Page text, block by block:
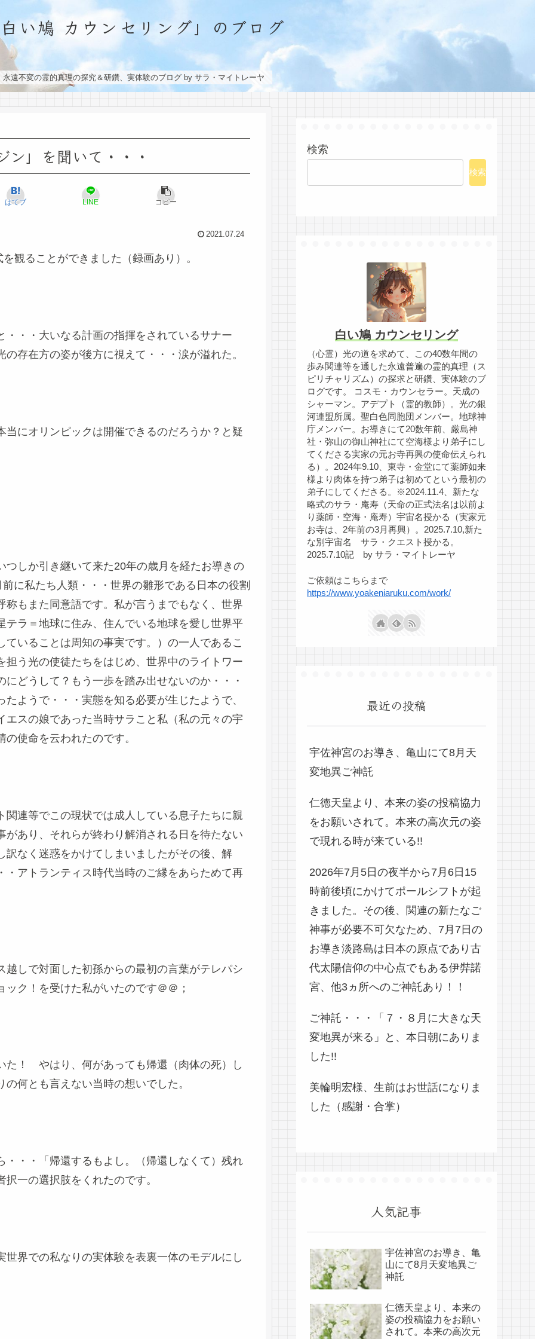
い鳩 カウンセリング」のブログ
永遠不変の霊的真理の探究＆研鑽、実体験のブログ by サラ・マイトレーヤ
」を聞いて・・・
はてブ LINE コピー
2021.07.24
観ることができました（録画あり）。
・・大いなる計画の指揮をされているサナー
存在方の姿が後方に視えて・・・涙が溢れた。
にオリンピックは開催できるのだろうか？と疑
しか引き継いて来た20年の歳月を経たお導きの
に私たち人類・・・世界の雛形である日本の役割
もまた同意語です。私が言うまでもなく、世界
ラ＝地球に住み、住んでいる地球を愛し世界平
いることは周知の事実です。）の一人であるこ
う光の使徒たちをはじめ、世界中のライトワー
どうして？もう一歩を踏み出せないのか・・・
ようで・・・実態を知る必要が生じたようで、
スの娘であった当時サラこと私（私の元々の宇
使命を云われたのです。
連等でこの現状では成人している息子たちに親
あり、それらが終わり解消される日を待たない
なく迷惑をかけてしまいましたがその後、解
アトランティス時代当時のご縁をあらためて再
しで対面した初孫からの最初の言葉がテレパシ
ク！を受けた私がいたのです＠＠；
！ やはり、何があっても帰還（肉体の死）し
何とも言えない当時の想いでした。
・・「帰還するもよし。（帰還しなくて）残れ
一の選択肢をくれたのです。
界での私なりの実体験を表裏一体のモデルにし
検索
検索
白い鳩 カウンセリング
（心霊）光の道を求めて、この40数年間の
歩み関連等を通した永遠普遍の霊的真理（ス
ピリチャリズム）の探求と研鑽、実体験のブ
ログです。 コスモ・カウンセラー。天成の
シャーマン。アデプト（霊的教師）。光の銀
河連盟所属。聖白色同胞団メンバー。地球神
庁メンバー。お導きにて20数年前、厳島神
社・弥山の御山神社にて空海様より弟子にし
てくださる実家の元お寺再興の使命伝えられ
る）。2024年9.10、東寺・金堂にて薬師如来
様より肉体を持つ弟子は初めてという最初の
弟子にしてくださる。※2024.11.4、新たな
略式のサラ・庵寿（天命の正式法名は以前よ
り薬師・空海・庵寿）宇宙名授かる（実家元
お寺は、2年前の3月再興）。2025.7.10,新た
な別宇宙名 サラ・クエスト授かる。
2025.7.10記 by サラ・マイトレーヤ
ご依頼はこちらまで
https://www.yoakeniaruku.com/work/
最近の投稿
宇佐神宮のお導き、亀山にて8月天
変地異ご神託
仁徳天皇より、本来の姿の投稿協力
をお願いされて。本来の高次元の姿
で現れる時が来ている!!
2026年7月5日の夜半から7月6日15
時前後頃にかけてポールシフトが起
きました。その後、関連の新たなご
神事が必要不可欠なため、7月7日の
お導き淡路島は日本の原点であり古
代太陽信仰の中心点でもある伊弉諾
宮、他3ヵ所へのご神託あり！！
ご神託・・・「７・８月に大きな天
変地異が来る」と、本日朝にありま
した!!
美輪明宏様、生前はお世話になりま
した（感謝・合掌）
人気記事
宇佐神宮のお導き、亀
山にて8月天変地異ご
神託
仁徳天皇より、本来の
姿の投稿協力をお願い
されて。本来の高次元